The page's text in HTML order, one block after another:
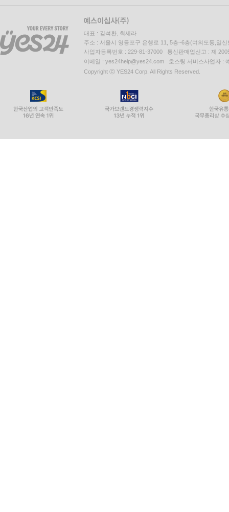
대표 : 김석환, 최세라
주소 : 서울시 영등포구 은행로 11, 5층~6층(여의도동,일신
사업자등록번호 : 229-81-37000 통신판매업신고 : 제
이메일 : yes24help@yes24.com 호스팅 서비스사업자 :
Copyright ⓒ YES24 Corp. All Rights Reserved.